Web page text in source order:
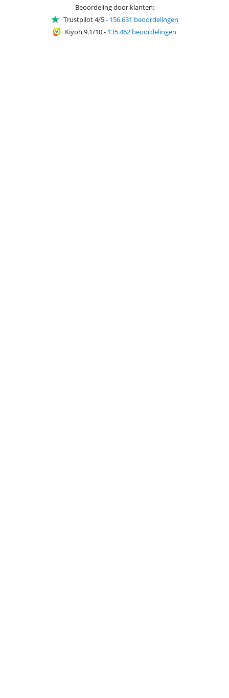
Beoordeling door klanten:
Trustpilot 4/5- 156.631 beoordelingen
Kiyoh 9.1/10- 135.462 beoordelingen